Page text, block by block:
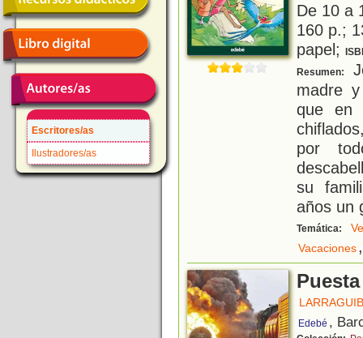
Escritores/as
Ilustradores/as
De 10 a
160 p.;
papel;
Resumen:
madre
que en
por
su
años un
Temática:
Vacaciones,
Edebé ,